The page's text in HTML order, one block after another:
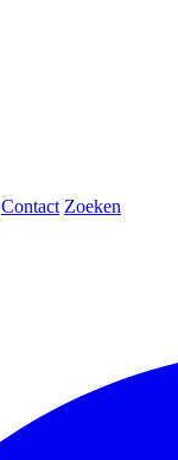
Contact Zoeken